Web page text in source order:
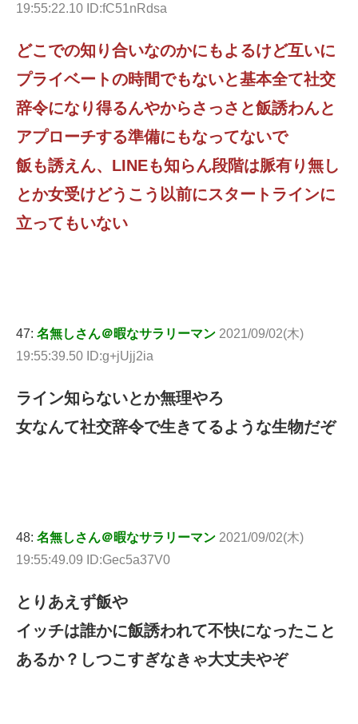
19:55:22.10 ID:fC51nRdsa
どこでの知り合いなのかにもよるけど互いに
プライベートの時間でもないと基本全て社交
辞令になり得るんやからさっさと飯誘わんと
アプローチする準備にもなってないで
飯も誘えん、LINEも知らん段階は脈有り無し
とか女受けどうこう以前にスタートラインに
立ってもいない
47: 名無しさん＠暇なサラリーマン 2021/09/02(木)
19:55:39.50 ID:g+jUjj2ia
ライン知らないとか無理やろ
女なんて社交辞令で生きてるような生物だぞ
48: 名無しさん＠暇なサラリーマン 2021/09/02(木)
19:55:49.09 ID:Gec5a37V0
とりあえず飯や
イッチは誰かに飯誘われて不快になったこと
あるか？しつこすぎなきゃ大丈夫やぞ